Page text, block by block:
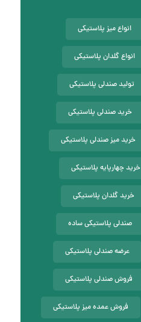
انواع میز پلاستیکی
انواع گلدان پلاستیکی
تولید صندلی پلاستیکی
خرید صندلی پلاستیکی
خرید میز صندلی پلاستیکی
خرید چهارپایه پلاستیکی
خرید گلدان پلاستیکی
صندلی پلاستیکی ساده
عرضه صندلی پلاستیکی
فروش صندلی پلاستیکی
فروش عمده میز پلاستیکی